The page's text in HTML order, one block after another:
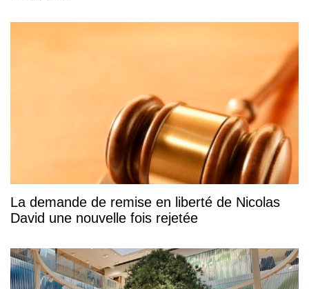
La demande de remise en liberté de Nicolas
David une nouvelle fois rejetée